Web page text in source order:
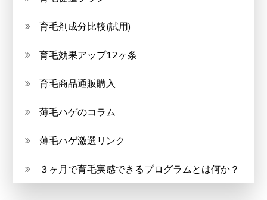
育毛剤成分比較(試用)
育毛効果アップ12ヶ条
育毛商品通販購入
薄毛ハゲのコラム
薄毛ハゲ激選リンク
３ヶ月で育毛実感できるプログラムとは何か？